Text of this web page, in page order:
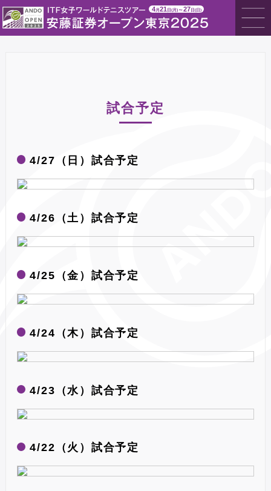
4月 21日(月)～27 日(日)
試合予定
4/27（日）試合予定
4/26（土）試合予定
4/25（金）試合予定
4/24（木）試合予定
4/23（水）試合予定
4/22（火）試合予定